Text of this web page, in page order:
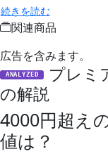
続きを読む
関連商品
広告を含みます。
ANALYZED
プレミ
の解説
4000円超え
値は？